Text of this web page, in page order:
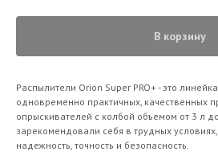
В корзину
Распылители Orion Super PRO+ - это
одновременно практичных, качественных
опрыскивателей с колбой объемом от 3 л
зарекомендовали себя в трудных условиях,
надежность, точность и безопасность.